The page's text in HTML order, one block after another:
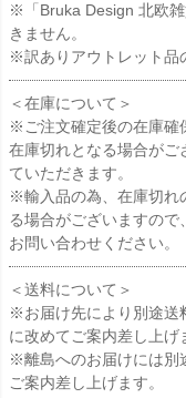
※「Bruka Design 北欧
きません。
※訳ありアウトレット品
＜在庫について＞
※ご注文確定後の在庫確
在庫切れとなる場合が
ていただきます。
※輸入品の為、在庫切れ
る場合がございますの
お問い合わせください。
＜送料について＞
※お届け先により別途送
に改めてご案内差し上げ
※離島へのお届けには別
ご案内差し上げます。